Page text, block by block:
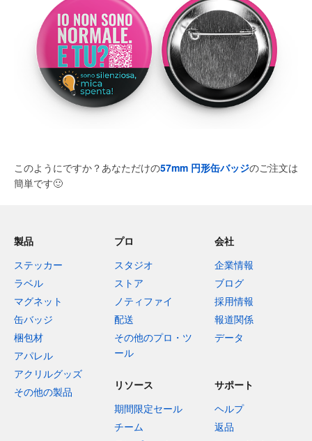
このようにですか？あなただけの57mm 円形缶バッジのご注文は
簡単です🙂
製品
ステッカー
ラベル
マグネット
缶バッジ
梱包材
アパレル
アクリルグッズ
その他の製品
プロ
スタジオ
ストア
ノティファイ
配送
その他のプロ・ツ
ール
会社
企業情報
ブログ
採用情報
報道関係
データ
リソース
期間限定セール
チーム
サポート
ヘルプ
返品